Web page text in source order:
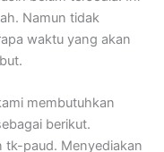
Namun tidak
waktu yang akan
membutuhkan
berikut.
tk-paud. Menyediakan